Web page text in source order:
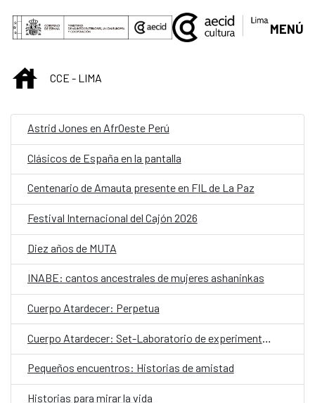
Saltar al contenido principal
MENÚ
INICIOCCE - LIMA
Astrid Jones en AfrOeste Perú
Clásicos de España en la pantalla
Centenario de Amauta presente en FIL de La Paz
Festival Internacional del Cajón 2026
Diez años de MUTA
INABE: cantos ancestrales de mujeres ashaninkas
Cuerpo Atardecer: Perpetua
Pequeños encuentros: Historias de amistad
Historias para mirar la vida